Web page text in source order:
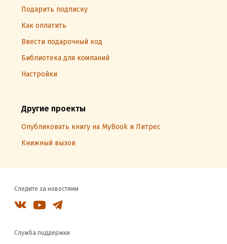
Подарить подписку
Как оплатить
Ввести подарочный код
Библиотека для компаний
Настройки
Другие проекты
Опубликовать книгу на MyBook и Литрес
Книжный вызов
Следите за новостями
Служба поддержки